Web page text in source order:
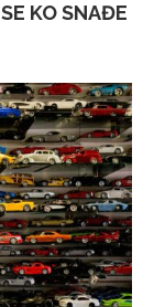
KO SNAĐE